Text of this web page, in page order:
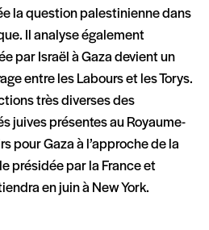
la question palestinienne dans
Il analyse également
par Israël à Gaza devient un
entre les Labours et les Torys.
très diverses des
juives présentes au Royaume-
pour Gaza à l’approche de la
présidée par la France et
en juin à New York.